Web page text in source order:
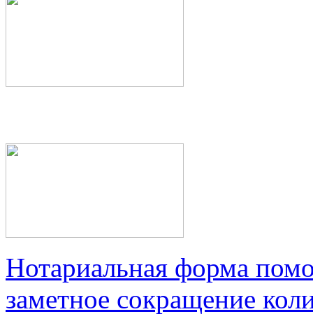
Нотариальная форма
заметное сокращение